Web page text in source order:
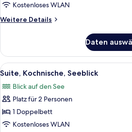
Kostenloses WLAN
Weitere Details
Weitere
Meerblick
Daten
Alle
Fotos
für
Suite,
Kochnische,
Seeblick
Ein
6
Suite, Kochnische, Seeblick
Blick auf den See
Platz für 2 Personen
1 Doppelbett
Kostenloses WLAN